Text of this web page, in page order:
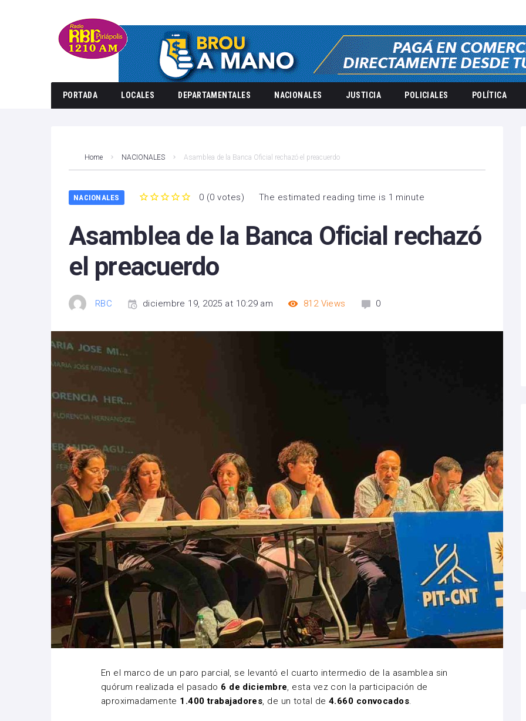
PORTADA LOCALES DEPARTAMENTALES NACIONALES JUSTICIA POLICIALES POLÍTICA
Home NACIONALES Asamblea de la Banca Oficial rechazó el preacuerdo
NACIONALES 0 (0 votes) The estimated reading time is 1 minute
Asamblea de la Banca Oficial rechazó
el preacuerdo
RBC diciembre 19, 2025 at 10:29 am 812 Views 0
En el marco de un paro parcial, se levantó el cuarto intermedio de la asamblea sin
quórum realizada el pasado 6 de diciembre, esta vez con la participación de
aproximadamente 1.400 trabajadores, de un total de 4.660 convocados.